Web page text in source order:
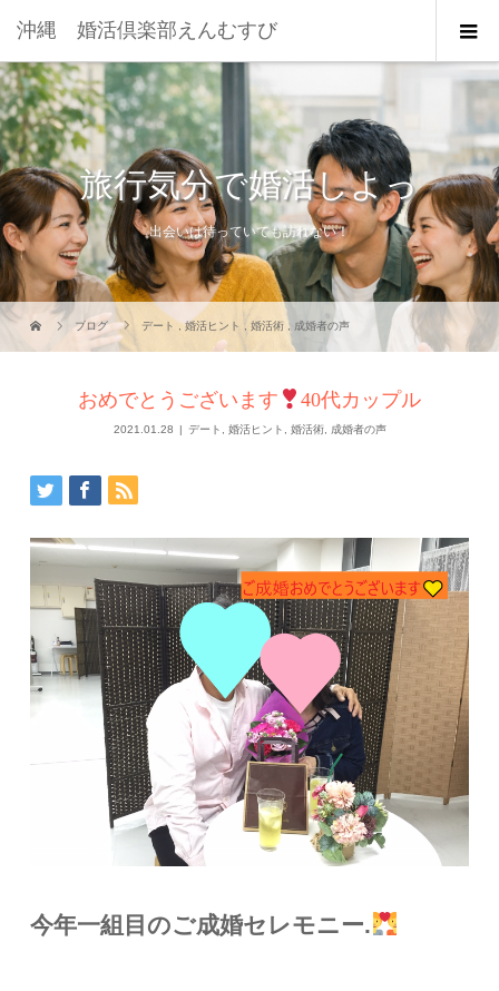
沖縄 婚活倶楽部えんむすび
旅行気分で婚活しよっ
出会いは待っていても訪れない！
ブログ デート ,婚活ヒント ,婚活術 , 成婚者の声
おめでとうございます 40代カップル
2021.01.28 デート 婚活ヒント 婚活術, 成婚者の声
今年一組目のご成婚セレモニー.